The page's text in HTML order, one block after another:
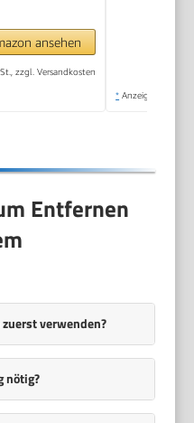
ansehen
zzgl. Versandkosten
* Anzeige
Entfernen
verwenden?
nötig?